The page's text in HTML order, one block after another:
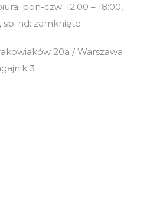
pon-czw: 12:00 – 18:00,
sb-nd: zamknięte
20a / Warszawa
3